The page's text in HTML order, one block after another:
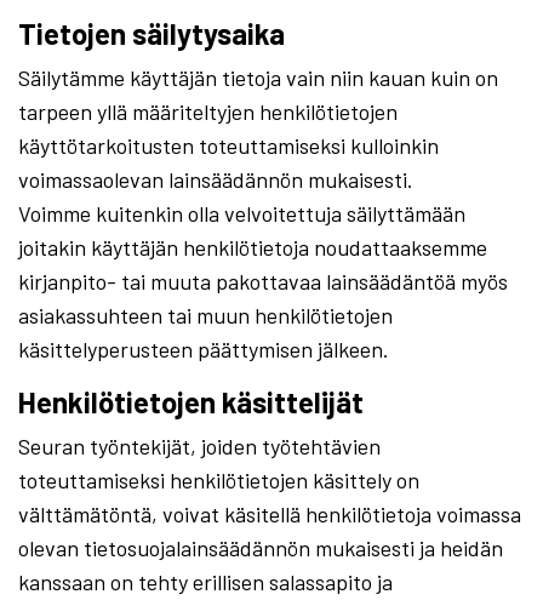
Tietojen säilytysaika
Säilytämme käyttäjän tietoja vain niin kauan kuin on
tarpeen yllä määriteltyjen henkilötietojen
käyttötarkoitusten toteuttamiseksi kulloinkin
voimassaolevan lainsäädännön mukaisesti.
Voimme kuitenkin olla velvoitettuja säilyttämään
joitakin käyttäjän henkilötietoja noudattaaksemme
kirjanpito- tai muuta pakottavaa lainsäädäntöä myös
asiakassuhteen tai muun henkilötietojen
käsittelyperusteen päättymisen jälkeen.
Henkilötietojen käsittelijät
Seuran työntekijät, joiden työtehtävien
toteuttamiseksi henkilötietojen käsittely on
välttämätöntä, voivat käsitellä henkilötietoja voimassa
olevan tietosuojalainsäädännön mukaisesti ja heidän
kanssaan on tehty erillisen salassapito ja